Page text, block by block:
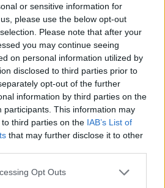
or sensitive information for
please use the below opt-out
Please note that after your
you may continue seeing
on personal information utilized by
disclosed to third parties prior to
opt-out of the further
information by third parties on the
participants. This information may
third parties on the IAB’s List of
that may further disclose it to other
Opt Outs
leonesa
Miranda
Mi sueño,